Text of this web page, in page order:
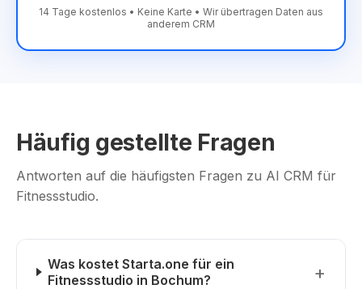
14 Tage kostenlos • Keine Karte • Wir übertragen Daten aus
anderem CRM
Häufig gestellte Fragen
Antworten auf die häufigsten Fragen zu AI CRM für
Fitnessstudio.
Was kostet Starta.one für ein
Fitnessstudio in Bochum?